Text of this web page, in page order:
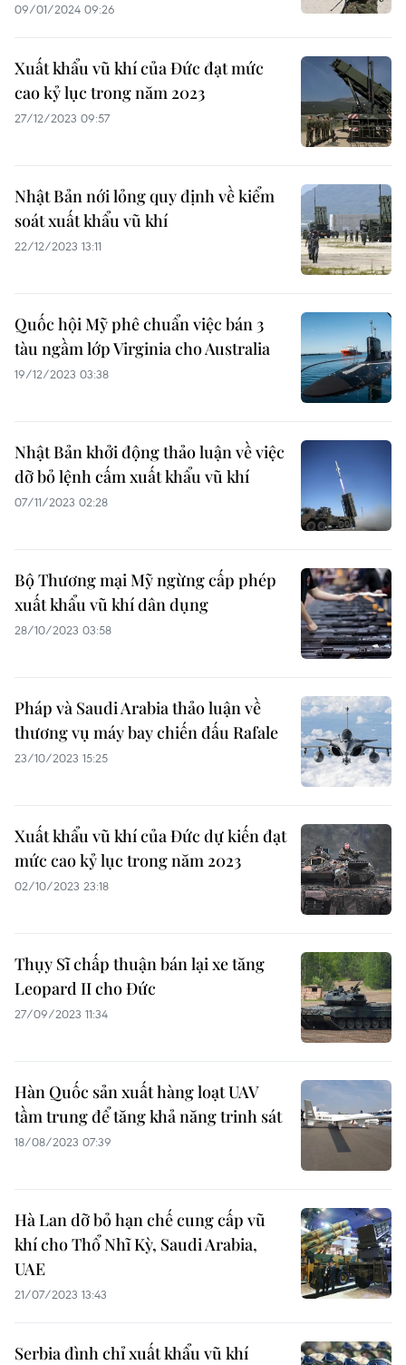
09/01/2024 09:26
Xuất khẩu vũ khí của Đức đạt mức
cao kỷ lục trong năm 2023
27/12/2023 09:57
Nhật Bản nới lỏng quy định về kiểm
soát xuất khẩu vũ khí
22/12/2023 13:11
Quốc hội Mỹ phê chuẩn việc bán 3
tàu ngầm lớp Virginia cho Australia
19/12/2023 03:38
Nhật Bản khởi động thảo luận về việc
dỡ bỏ lệnh cấm xuất khẩu vũ khí
07/11/2023 02:28
Bộ Thương mại Mỹ ngừng cấp phép
xuất khẩu vũ khí dân dụng
28/10/2023 03:58
Pháp và Saudi Arabia thảo luận về
thương vụ máy bay chiến đấu Rafale
23/10/2023 15:25
Xuất khẩu vũ khí của Đức dự kiến đạt
mức cao kỷ lục trong năm 2023
02/10/2023 23:18
Thụy Sĩ chấp thuận bán lại xe tăng
Leopard II cho Đức
27/09/2023 11:34
Hàn Quốc sản xuất hàng loạt UAV
tầm trung để tăng khả năng trinh sát
18/08/2023 07:39
Hà Lan dỡ bỏ hạn chế cung cấp vũ
khí cho Thổ Nhĩ Kỳ, Saudi Arabia,
UAE
21/07/2023 13:43
Serbia đình chỉ xuất khẩu vũ khí